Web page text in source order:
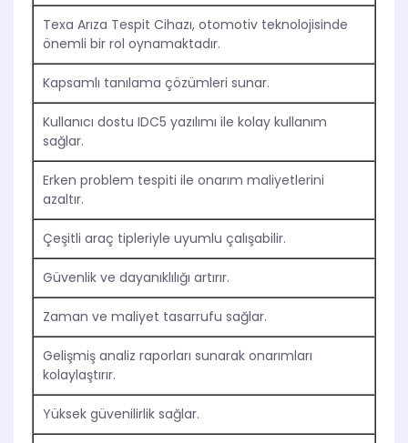
Texa Arıza Tespit Cihazı, otomotiv teknolojisinde
önemli bir rol oynamaktadır.
Kapsamlı tanılama çözümleri sunar.
Kullanıcı dostu IDC5 yazılımı ile kolay kullanım
sağlar.
Erken problem tespiti ile onarım maliyetlerini
azaltır.
Çeşitli araç tipleriyle uyumlu çalışabilir.
Güvenlik ve dayanıklılığı artırır.
Zaman ve maliyet tasarrufu sağlar.
Gelişmiş analiz raporları sunarak onarımları
kolaylaştırır.
Yüksek güvenilirlik sağlar.